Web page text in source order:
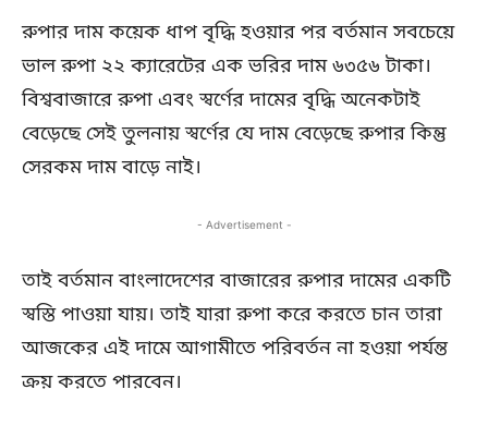
রুপার দাম কয়েক ধাপ বৃদ্ধি হওয়ার পর বর্তমান সবচেয়ে
ভাল রুপা ২২ ক্যারেটের এক ভরির দাম ৬৩৫৬ টাকা।
বিশ্ববাজারে রুপা এবং স্বর্ণের দামের বৃদ্ধি অনেকটাই
বেড়েছে সেই তুলনায় স্বর্ণের যে দাম বেড়েছে রুপার কিন্তু
সেরকম দাম বাড়ে নাই।
- Advertisement -
তাই বর্তমান বাংলাদেশের বাজারের রুপার দামের একটি
স্বস্তি পাওয়া যায়। তাই যারা রুপা করে করতে চান তারা
আজকের এই দামে আগামীতে পরিবর্তন না হওয়া পর্যন্ত
ক্রয় করতে পারবেন।